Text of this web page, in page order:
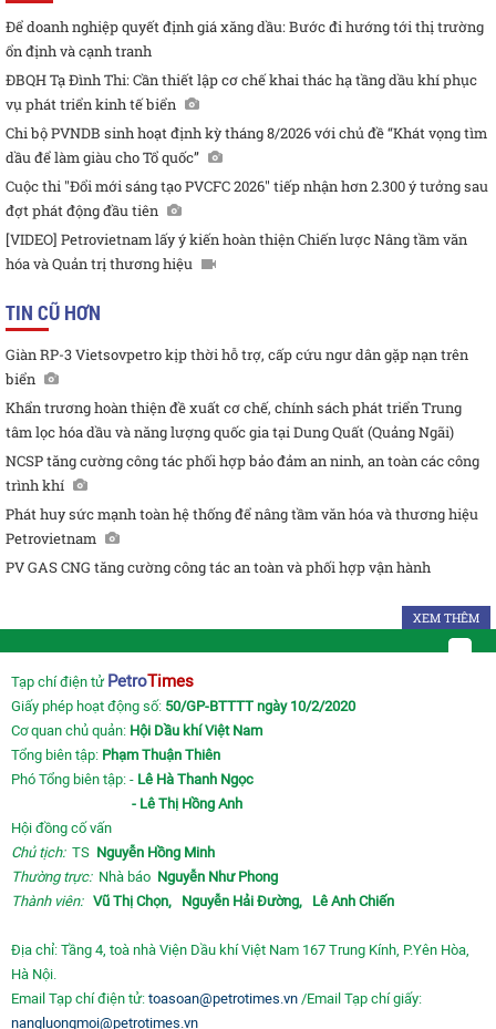
Để doanh nghiệp quyết định giá xăng dầu: Bước đi hướng tới thị trường
ổn định và cạnh tranh
ĐBQH Tạ Đình Thi: Cần thiết lập cơ chế khai thác hạ tầng dầu khí phục
vụ phát triển kinh tế biển
Chi bộ PVNDB sinh hoạt định kỳ tháng 8/2026 với chủ đề “Khát vọng tìm
dầu để làm giàu cho Tổ quốc”
Cuộc thi "Đổi mới sáng tạo PVCFC 2026" tiếp nhận hơn 2.300 ý tưởng sau
đợt phát động đầu tiên
[VIDEO] Petrovietnam lấy ý kiến hoàn thiện Chiến lược Nâng tầm văn
hóa và Quản trị thương hiệu
TIN CŨ HƠN
Giàn RP-3 Vietsovpetro kịp thời hỗ trợ, cấp cứu ngư dân gặp nạn trên
biển
Khẩn trương hoàn thiện đề xuất cơ chế, chính sách phát triển Trung
tâm lọc hóa dầu và năng lượng quốc gia tại Dung Quất (Quảng Ngãi)
NCSP tăng cường công tác phối hợp bảo đảm an ninh, an toàn các công
trình khí
Phát huy sức mạnh toàn hệ thống để nâng tầm văn hóa và thương hiệu
Petrovietnam
PV GAS CNG tăng cường công tác an toàn và phối hợp vận hành
XEM THÊM
Tạp chí điện tử PetroTimes
Giấy phép hoạt động số: 50/GP-BTTTT ngày 10/2/2020
Cơ quan chủ quản: Hội Dầu khí Việt Nam
Tổng biên tập: Phạm Thuận Thiên
Phó Tổng biên tập: - Lê Hà Thanh Ngọc
- Lê Thị Hồng Anh
Hội đồng cố vấn
Chủ tịch:TS Nguyễn Hồng Minh
Thường trực: Nhà báo Nguyễn Như Phong
Thành viên: Vũ Thị Chọn, Nguyễn Hải Đường, Lê Anh Chiến
Địa chỉ: Tầng 4, toà nhà Viện Dầu khí Việt Nam 167 Trung Kính, P.Yên Hòa,
Hà Nội.
Email Tạp chí điện tử: toasoan@petrotimes.vn /Email Tạp chí giấy:
nangluongmoi@petrotimes.vn